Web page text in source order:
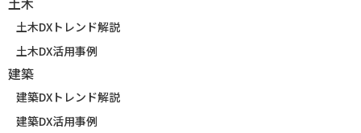
土木DXトレンド解説
土木DX活用事例
建築
建築DXトレンド解説
建築DX活用事例